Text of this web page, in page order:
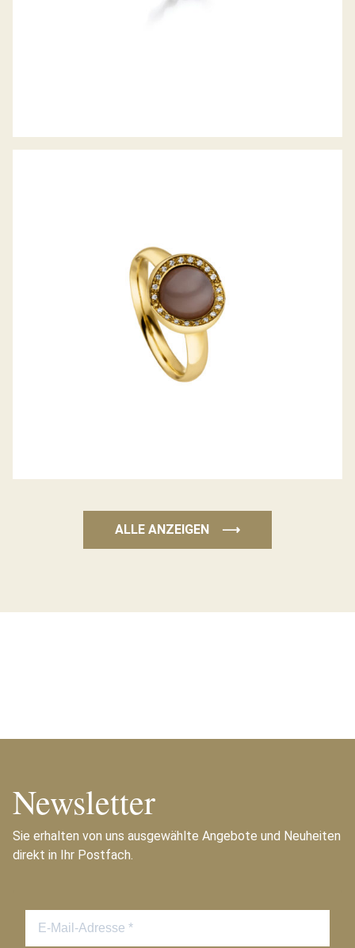
ALLE ANZEIGEN ⟶
Newsletter
Sie erhalten von uns ausgewählte Angebote und Neuheiten
direkt in Ihr Postfach.